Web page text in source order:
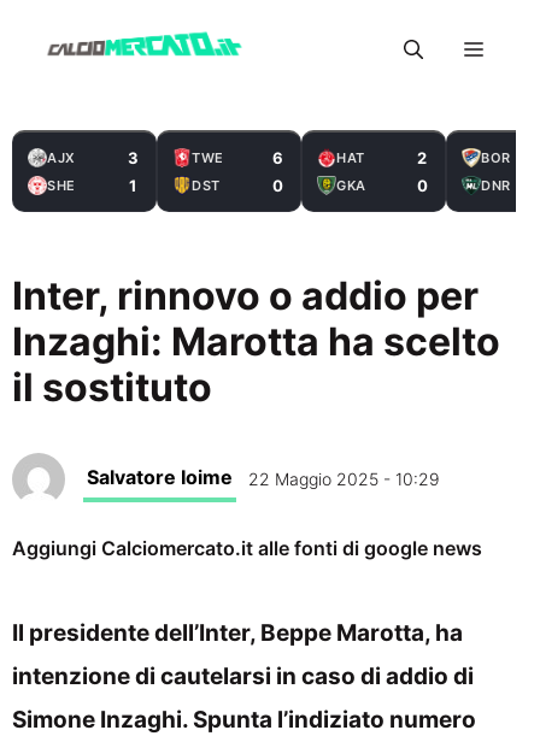
Menu
AJX 3
SHE 1
TWE 6
DST 0
HAT 2
GKA 0
BOR
DNR
Inter, rinnovo o addio per
Inzaghi: Marotta ha scelto
il sostituto
Salvatore Ioime 22 Maggio 2025 - 10:29
Aggiungi Calciomercato.it alle fonti di google news
Il presidente dell’Inter, Beppe Marotta, ha
intenzione di cautelarsi in caso di addio di
Simone Inzaghi. Spunta l’indiziato numero